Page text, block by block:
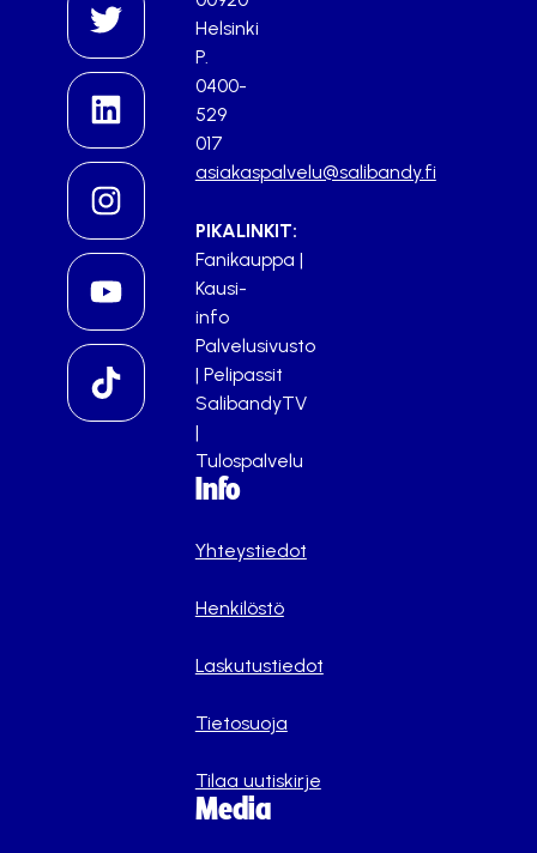
Helsinki
P.
0400-
529
017
asiakaspalvelu@salibandy.fi
PIKALINKIT:
Fanikauppa |
Kausi-
info
Palvelusivusto
| Pelipassit
SalibandyTV
|
Tulospalvelu
Info
Yhteystiedot
Henkilöstö
Laskutustiedot
Tietosuoja
Tilaa uutiskirje
Media